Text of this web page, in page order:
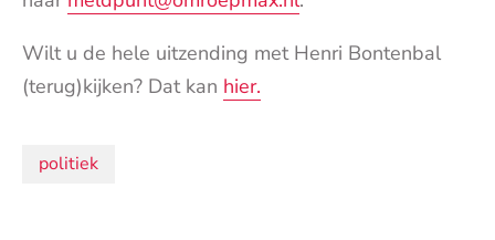
Wilt u de hele uitzending met Henri Bontenbal
(terug)kijken? Dat kan hier.
Onderwerpen:
politiek